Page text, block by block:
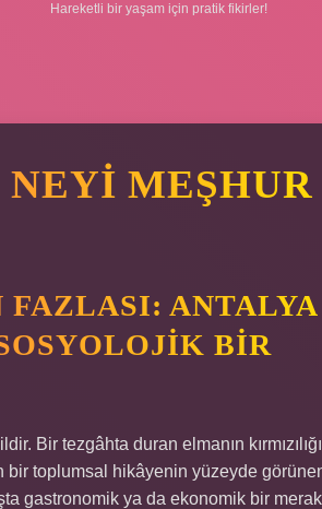
Hareketli bir yaşam için pratik fikirler!
MEŞHUR
ANTALYA
BIR
Bir tezgâhta duran elmanın
bir toplumsal hikâyenin yüzeyde
gastronomik ya da ekonomik bir